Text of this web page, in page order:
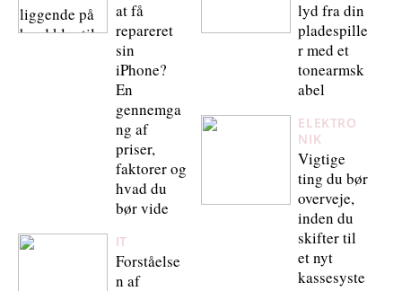
at få
repareret
sin
iPhone?
En
gennemga
ng af
priser,
faktorer og
hvad du
bør vide
IT
Forståelse
n af
lyd fra din
pladespille
r med et
tonearmsk
abel
ELEKTRO
NIK
Vigtige
ting du bør
overveje,
inden du
skifter til
et nyt
kassesyste